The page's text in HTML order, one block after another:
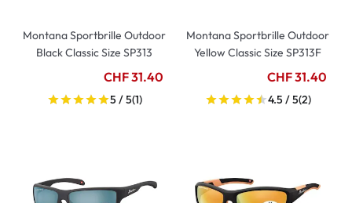
Montana Sportbrille Outdoor
Black Classic Size SP313
CHF 31.40
5 / 5(1)
Montana Sportbrille Outdoor
Yellow Classic Size SP313F
CHF 31.40
4.5 / 5(2)